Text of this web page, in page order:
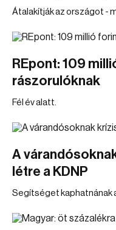
Átalakítják az országot -
REpont: 109
rászorulóknak
Fél év alatt.
A
létre a KDNP
Segítséget kaphatnának